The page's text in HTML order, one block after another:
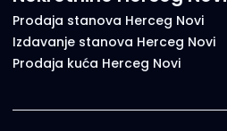
Prodaja stanova Herceg Novi
Izdavanje stanova Herceg Novi
Prodaja kuća Herceg Novi